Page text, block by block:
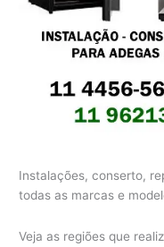
Instalações, conserto,
todas as marcas e
Veja as regiões que